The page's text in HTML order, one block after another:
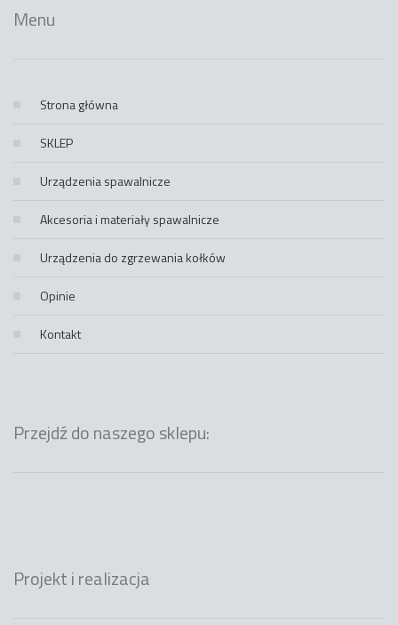
Menu
Strona główna
SKLEP
Urządzenia spawalnicze
Akcesoria i materiały spawalnicze
Urządzenia do zgrzewania kołków
Opinie
Kontakt
Przejdź do naszego sklepu:
Projekt i realizacja